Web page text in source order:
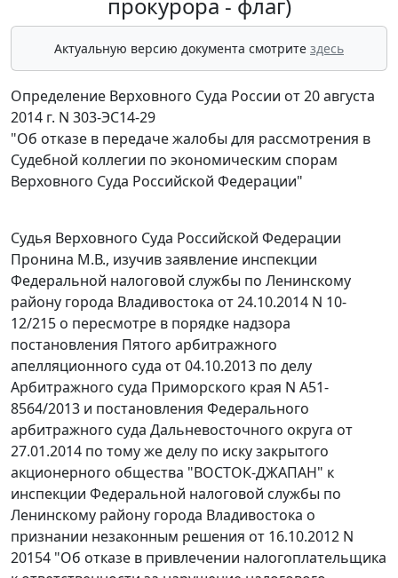
прокурора - флаг)
Актуальную версию документа смотрите здесь
Определение Верховного Суда России от 20 августа
2014 г. N 303-ЭС14-29
"Об отказе в передаче жалобы для рассмотрения в
Судебной коллегии по экономическим спорам
Верховного Суда Российской Федерации"
Судья Верховного Суда Российской Федерации
Пронина М.В., изучив заявление инспекции
Федеральной налоговой службы по Ленинскому
району города Владивостока от 24.10.2014 N 10-
12/215 о пересмотре в порядке надзора
постановления Пятого арбитражного
апелляционного суда от 04.10.2013 по делу
Арбитражного суда Приморского края N А51-
8564/2013 и постановления Федерального
арбитражного суда Дальневосточного округа от
27.01.2014 по тому же делу по иску закрытого
акционерного общества "ВОСТОК-ДЖАПАН" к
инспекции Федеральной налоговой службы по
Ленинскому району города Владивостока о
признании незаконным решения от 16.10.2012 N
20154 "Об отказе в привлечении налогоплательщика